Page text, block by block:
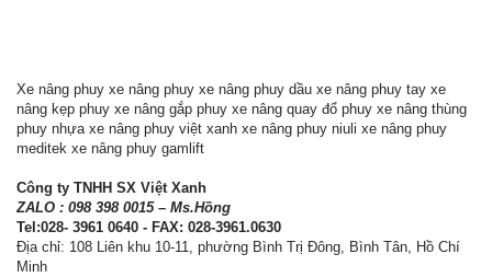
Xe nâng phuy xe nâng phuy xe nâng phuy dầu xe nâng phuy tay xe
nâng kẹp phuy xe nâng gắp phuy xe nâng quay đổ phuy xe nâng thùng
phuy nhựa xe nâng phuy việt xanh xe nâng phuy niuli xe nâng phuy
meditek xe nâng phuy gamlift
Công ty TNHH SX Việt Xanh
ZALO : 098 398 0015 – Ms.Hồng
Tel:028- 3961 0640 - FAX: 028-3961.0630
Địa chỉ: 108 Liên khu 10-11, phường Bình Trị Đông, Bình Tân, Hồ Chí
Minh